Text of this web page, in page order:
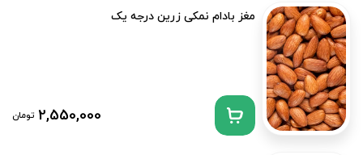
مغز بادام نمکی زرین درجه یک
2,550,000 تومان